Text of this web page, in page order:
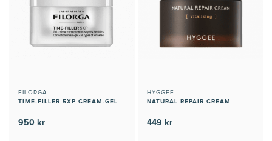
FILORGA
TIME-FILLER 5XP CREAM-GEL
950 kr
HYGGEE
NATURAL REPAIR CREAM
449 kr